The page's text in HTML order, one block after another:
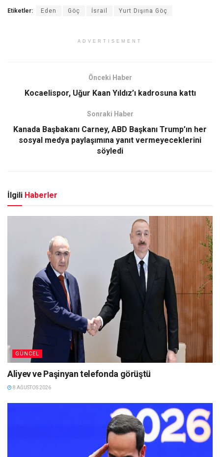
Etiketler: Eden Göç İsrail Yurt Dışına Göç
ADVERTISEMENT
Önceki Haber
Kocaelispor, Uğur Kaan Yıldız’ı kadrosuna kattı
Sonraki Haber
Kanada Başbakanı Carney, ABD Başkanı Trump’ın her
sosyal medya paylaşımına yanıt vermeyeceklerini
söyledi
İlgili Haberler
GÜNCEL
Aliyev ve Paşinyan telefonda görüştü
8 AĞUSTOS 2026